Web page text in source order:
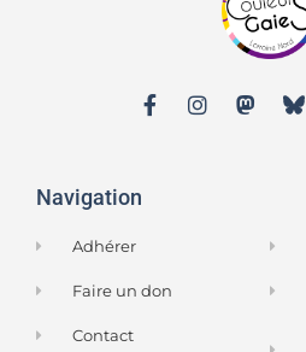
Navigation
Adhérer
Faire un don
Contact